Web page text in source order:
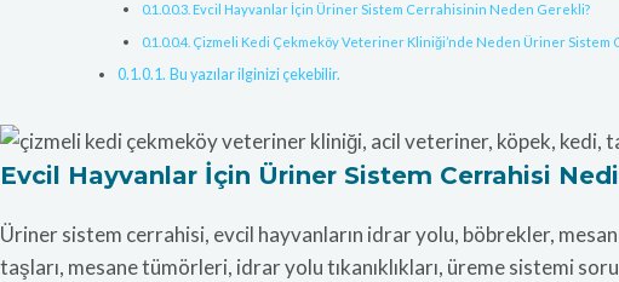
Evcil Hayvanlar İçin Üriner Sistem Cerrahisinin Neden Gerekli?
Çizmeli Kedi Çekmeköy Veteriner Kliniği’nde Neden Üriner Sistem
Bu yazılar ilginizi çekebilir.
Evcil Hayvanlar İçin Üriner Sistem Cerrahisi
Üriner sistem cerrahisi, evcil hayvanların idrar yolu, böbrekler,
taşları, mesane tümörleri, idrar yolu tıkanıklıkları, üreme sistemi